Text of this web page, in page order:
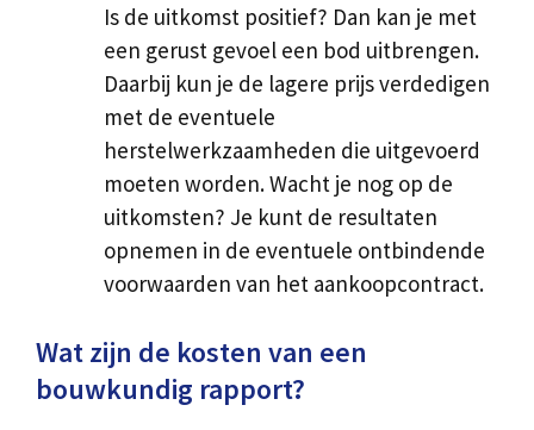
Is de uitkomst positief? Dan kan je met
een gerust gevoel een bod uitbrengen.
Daarbij kun je de lagere prijs verdedigen
met de eventuele
herstelwerkzaamheden die uitgevoerd
moeten worden. Wacht je nog op de
uitkomsten? Je kunt de resultaten
opnemen in de eventuele ontbindende
voorwaarden van het aankoopcontract.
Wat zijn de kosten van een
bouwkundig rapport?